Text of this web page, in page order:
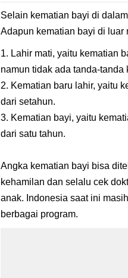
Selain kematian bayi di
Adapun kematian bayi di luar
1. Lahir mati, yaitu kematian
namun tidak ada tanda-tanda
2. Kematian baru lahir, yaitu
dari setahun.
3. Kematian bayi, yaitu
dari satu tahun.
Angka kematian bayi bisa
kehamilan dan selalu cek
anak. Indonesia saat ini
berbagai program.